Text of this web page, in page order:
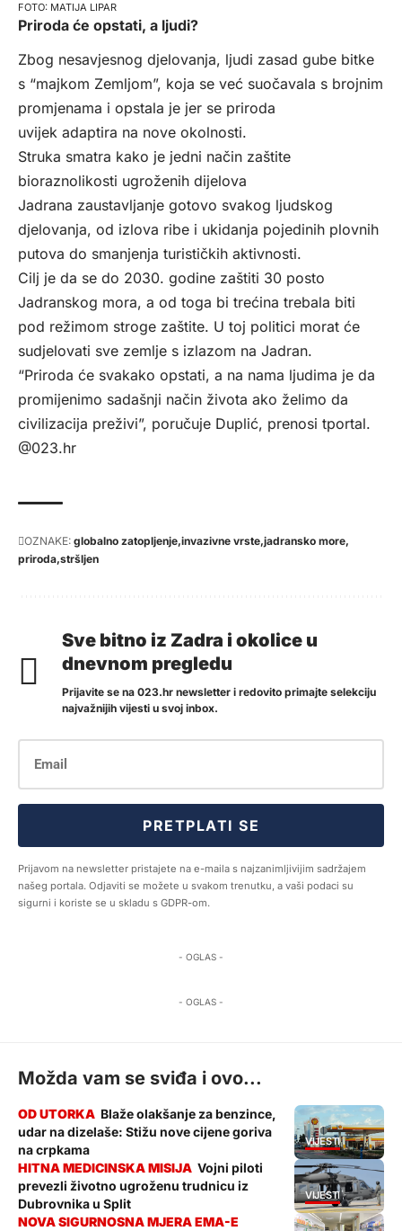
MATIJA LIPAR
Priroda će opstati, a ljudi?
Zbog nesavjesnog djelovanja, ljudi zasad gube bitke
s “majkom Zemljom”, koja se već suočavala s brojnim
promjenama i opstala je jer se priroda
uvijek adaptira na nove okolnosti.
Struka smatra kako je jedni način zaštite
bioraznolikosti ugroženih dijelova
Jadrana zaustavljanje gotovo svakog ljudskog
djelovanja, od izlova ribe i ukidanja pojedinih plovnih
putova do smanjenja turističkih aktivnosti.
Cilj je da se do 2030. godine zaštiti 30 posto
Jadranskog mora, a od toga bi trećina trebala biti
pod režimom stroge zaštite. U toj politici morat će
sudjelovati sve zemlje s izlazom na Jadran.
“Priroda će svakako opstati, a na nama ljudima je da
promijenimo sadašnji način života ako želimo da
civilizacija preživi”, poručuje Duplić, prenosi tportal.
@023.hr
OZNAKE: globalno zatopljenje invazivne vrste jadransko more
priroda stršljen
Sve bitno iz Zadra i okolice u
dnevnom pregledu
Prijavite se na 023.hr newsletter i redovito primajte selekciju
najvažnijih vijesti u svoj inbox.
PRETPLATI SE
Prijavom na newsletter pristajete na e-maila s najzanimljivijim sadržajem
našeg portala. Odjaviti se možete u svakom trenutku, a vaši podaci su
sigurni i koriste se u skladu s GDPR-om.
- OGLAS -
- OGLAS -
Možda vam se sviđa i ovo...
VIJESTI
Blaže olakšanje za benzince,
udar na dizelaše: Stižu nove cijene goriva
na crpkama
VIJESTI
Vojni piloti
prevezli životno ugroženu trudnicu iz
Dubrovnika u Split